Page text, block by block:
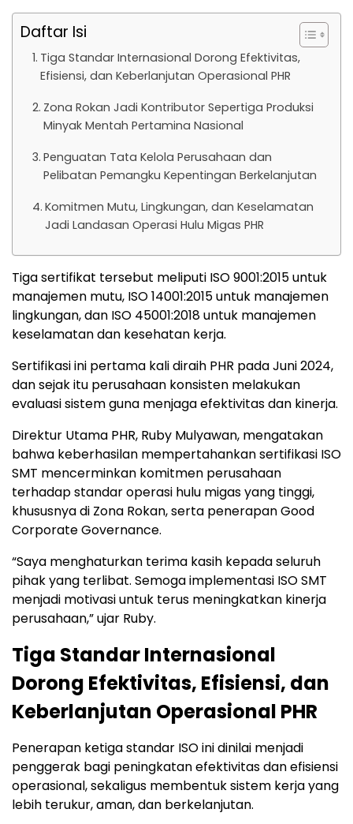
Daftar Isi
Tiga Standar Internasional Dorong Efektivitas,
Efisiensi, dan Keberlanjutan Operasional PHR
Zona Rokan Jadi Kontributor Sepertiga Produksi
Minyak Mentah Pertamina Nasional
Penguatan Tata Kelola Perusahaan dan
Pelibatan Pemangku Kepentingan Berkelanjutan
Komitmen Mutu, Lingkungan, dan Keselamatan
Jadi Landasan Operasi Hulu Migas PHR
Tiga sertifikat tersebut meliputi ISO 9001:2015 untuk
manajemen mutu, ISO 14001:2015 untuk manajemen
lingkungan, dan ISO 45001:2018 untuk manajemen
keselamatan dan kesehatan kerja.
Sertifikasi ini pertama kali diraih PHR pada Juni 2024,
dan sejak itu perusahaan konsisten melakukan
evaluasi sistem guna menjaga efektivitas dan kinerja.
Direktur Utama PHR, Ruby Mulyawan, mengatakan
bahwa keberhasilan mempertahankan sertifikasi ISO
SMT mencerminkan komitmen perusahaan
terhadap standar operasi hulu migas yang tinggi,
khususnya di Zona Rokan, serta penerapan Good
Corporate Governance.
“Saya menghaturkan terima kasih kepada seluruh
pihak yang terlibat. Semoga implementasi ISO SMT
menjadi motivasi untuk terus meningkatkan kinerja
perusahaan,” ujar Ruby.
Tiga Standar Internasional
Dorong Efektivitas, Efisiensi, dan
Keberlanjutan Operasional PHR
Penerapan ketiga standar ISO ini dinilai menjadi
penggerak bagi peningkatan efektivitas dan efisiensi
operasional, sekaligus membentuk sistem kerja yang
lebih terukur, aman, dan berkelanjutan.